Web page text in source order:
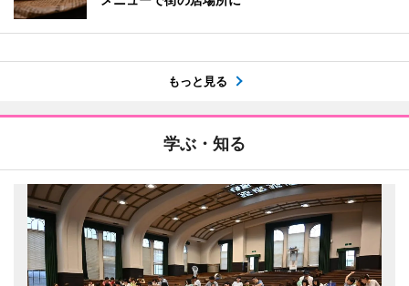
もっと見る
学ぶ・知る